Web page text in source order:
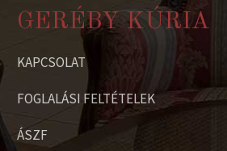
GERÉBY KÚRIA
KAPCSOLAT
FOGLALÁSI FELTÉTELEK
ÁSZF